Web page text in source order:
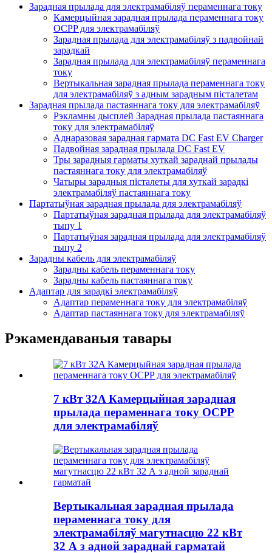
Зарадная прылада для электрамабіляў пераменнага току
Камерцыйная зарадная прылада пераменнага току
OCPP для электрамабіляў
Зарадная прылада для электрамабіляў з падвойнай
зарадкай
Зарадная прылада для электрамабіляў пераменнага
току
Вертыкальная зарадная прылада пераменнага току
для электрамабіляў з адным зарадным пісталетам
Зарадная прылада пастаяннага току для электрамабіляў
Рэкламны дысплей Зарадная прылада пастаяннага
току для электрамабіляў
Аднаразовая зарадная гармата DC Fast EV Charger
Падвойная зарадная прылада DC Fast EV
Тры зарадныя гарматы хуткай зараднай прылады
пастаяннага току для электрамабіляў
Чатыры зарадныя пісталеты для хуткай зарадкі
электрамабіляў пастаяннага току
Партатыўная зарадная прылада для электрамабіляў
Партатыўная зарадная прылада для электрамабіляў
тыпу 1
Партатыўная зарадная прылада для электрамабіляў
тыпу 2
Зарадны кабель для электрамабіляў
Зарадны кабель пераменнага току
Зарадны кабель пастаяннага току
Адаптар для зарадкі электрамабіляў
Адаптар пераменнага току для электрамабіляў
Адаптар пастаяннага току для электрамабіляў
Рэкамендаваныя тавары
7 кВт 32A Камерцыйная зарадная
прылада пераменнага току OCPP
для электрамабіляў
Вертыкальная зарадная прылада
пераменнага току для
электрамабіляў магутнасцю 22 кВт
32 А з адной зараднай гарматай